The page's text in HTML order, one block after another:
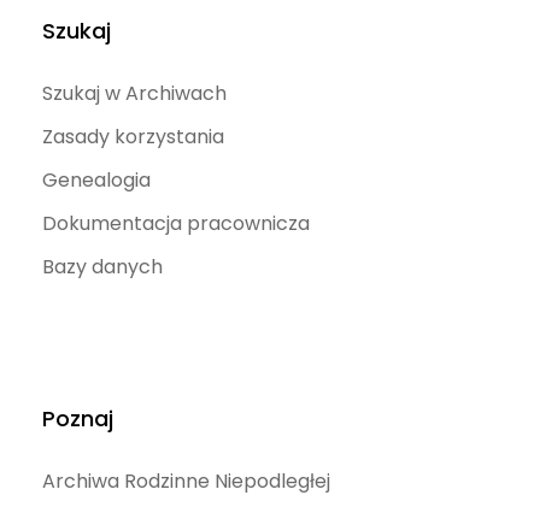
Szukaj
Szukaj w Archiwach
Zasady korzystania
Genealogia
Dokumentacja pracownicza
Bazy danych
Poznaj
Archiwa Rodzinne Niepodległej